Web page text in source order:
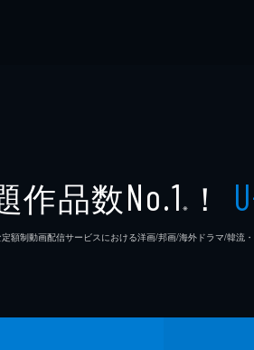
作品数No.1 ※ ！
額制動画配信サービスにおける洋画/邦画/海外ドラマ/韓流